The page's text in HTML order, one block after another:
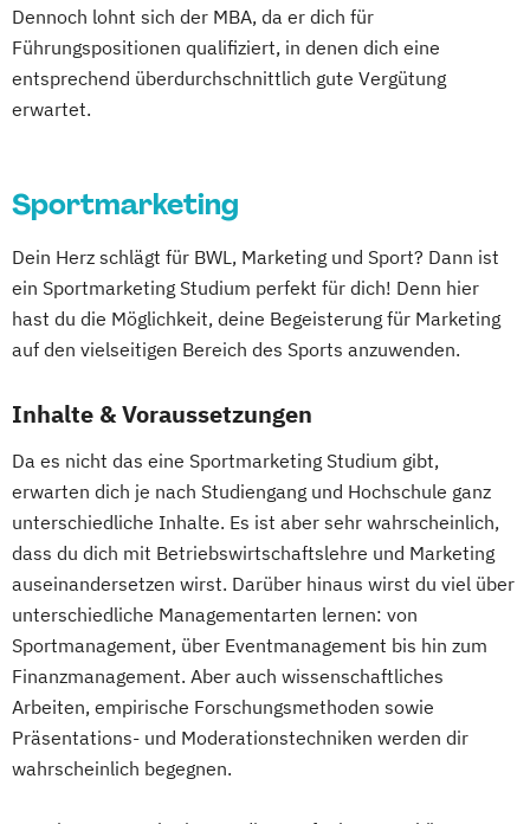
Dennoch lohnt sich der MBA, da er dich für
Führungspositionen qualifiziert, in denen dich eine
entsprechend überdurchschnittlich gute Vergütung
erwartet.
Sportmarketing
Dein Herz schlägt für BWL, Marketing und Sport? Dann ist
ein Sportmarketing Studium perfekt für dich! Denn hier
hast du die Möglichkeit, deine Begeisterung für Marketing
auf den vielseitigen Bereich des Sports anzuwenden.
Inhalte & Voraussetzungen
Da es nicht das eine Sportmarketing Studium gibt,
erwarten dich je nach Studiengang und Hochschule ganz
unterschiedliche Inhalte. Es ist aber sehr wahrscheinlich,
dass du dich mit Betriebswirtschaftslehre und Marketing
auseinandersetzen wirst. Darüber hinaus wirst du viel über
unterschiedliche Managementarten lernen: von
Sportmanagement, über Eventmanagement bis hin zum
Finanzmanagement. Aber auch wissenschaftliches
Arbeiten, empirische Forschungsmethoden sowie
Präsentations- und Moderationstechniken werden dir
wahrscheinlich begegnen.